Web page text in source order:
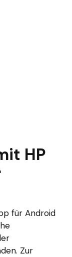
HP
für Android
Zur